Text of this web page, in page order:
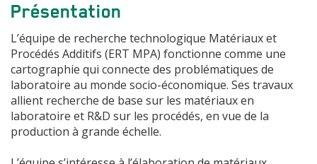
Présentation
L’équipe de recherche technologique Matériaux et
Procédés Additifs (ERT MPA) fonctionne comme une
cartographie qui connecte des problématiques de
laboratoire au monde socio-économique. Ses travaux
allient recherche de base sur les matériaux en
laboratoire et R&D sur les procédés, en vue de la
production à grande échelle.